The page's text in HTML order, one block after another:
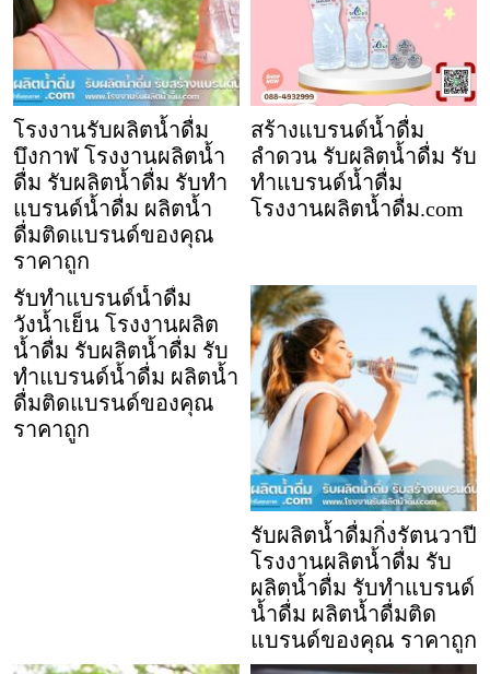
โรงงานรับผลิตน้ำดื่ม
บึงกาฬ โรงงานผลิตน้ำ
ดื่ม รับผลิตน้ำดื่ม รับทำ
แบรนด์น้ำดื่ม ผลิตน้ำ
ดื่มติดแบรนด์ของคุณ
ราคาถูก
สร้างแบรนด์น้ำดื่ม
ลำดวน รับผลิตน้ำดื่ม รับ
ทำแบรนด์น้ำดื่ม
โรงงานผลิตน้ำดื่ม.com
รับทำแบรนด์น้ำดื่ม
วังน้ำเย็น โรงงานผลิต
น้ำดื่ม รับผลิตน้ำดื่ม รับ
ทำแบรนด์น้ำดื่ม ผลิตน้ำ
ดื่มติดแบรนด์ของคุณ
ราคาถูก
รับผลิตน้ำดื่มกิ่งรัตนวาปี
โรงงานผลิตน้ำดื่ม รับ
ผลิตน้ำดื่ม รับทำแบรนด์
น้ำดื่ม ผลิตน้ำดื่มติด
แบรนด์ของคุณ ราคาถูก